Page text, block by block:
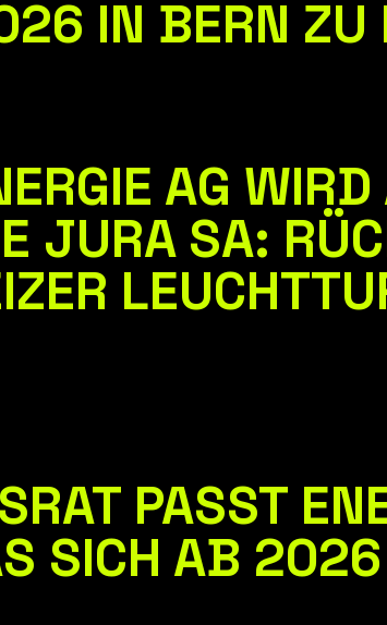
IN BERN ZU
AG
JURA SA:
PASST
SICH AB